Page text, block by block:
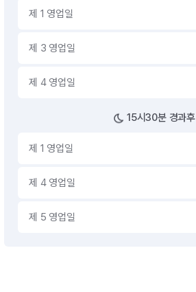
제 1 영업일
제 3 영업일
제 4 영업일
15시30분 경과후
제 1 영업일
제 4 영업일
제 5 영업일